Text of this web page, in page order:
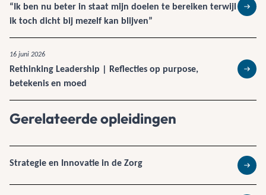
“Ik ben nu beter in staat mijn doelen te bereiken terwijl
ik toch dicht bij mezelf kan blijven”
Lees
16 juni 2026
Rethinking Leadership | Reflecties op purpose,
betekenis en moed
Lees
Gerelateerde opleidingen
Strategie en Innovatie in de Zorg
Lees